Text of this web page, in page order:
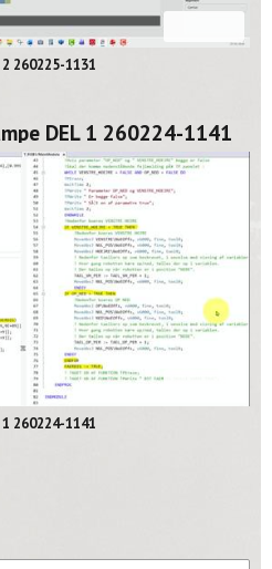
260225-1131
DEL 1 260224-1141
260224-1141